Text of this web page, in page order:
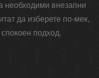
необходими внезапни
да изберете по-мек,
подход.